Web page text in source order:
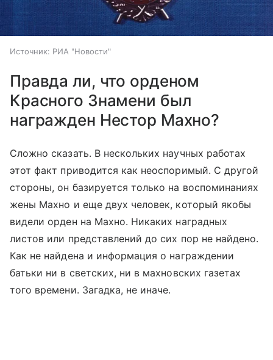
Источник: РИА "Новости"
Правда ли, что орденом
Красного Знамени был
награжден Нестор Махно?
Сложно сказать. В нескольких научных работах
этот факт приводится как неоспоримый. С другой
стороны, он базируется только на воспоминаниях
жены Махно и еще двух человек, который якобы
видели орден на Махно. Никаких наградных
листов или представлений до сих пор не найдено.
Как не найдена и информация о награждении
батьки ни в светских, ни в махновских газетах
того времени. Загадка, не иначе.